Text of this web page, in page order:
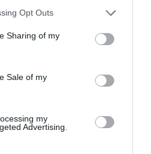
Opt Outs
Sharing of my
Sale of my
my
Advertising.
LinkedIn Print
!